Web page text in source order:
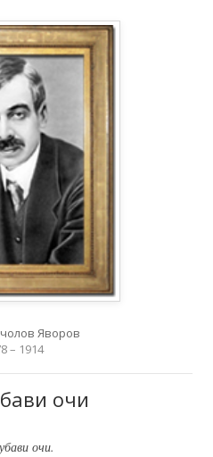
Яворов
– 1914
очи
очи.